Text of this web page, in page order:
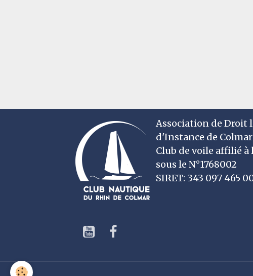
Association de Droit
d'Instance de
Club de voile affilié à
sous le N°1768002
SIRET: 343 097 465